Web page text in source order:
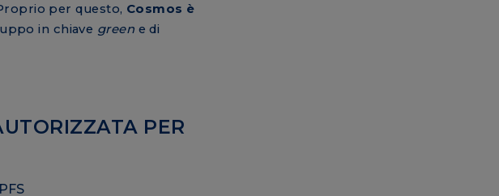
per questo, Cosmos è
in chiave green e di
PER